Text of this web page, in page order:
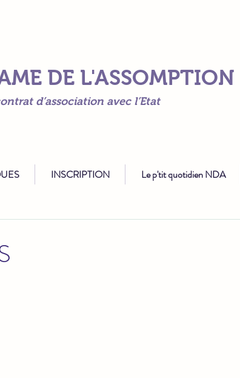
DE L'ASSOMPTION
d’association avec l’Etat
INSCRIPTION Le p'tit quotidien NDA